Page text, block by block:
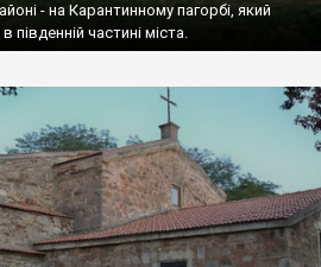
- на Карантинному пагорбі, який
південній частині міста.